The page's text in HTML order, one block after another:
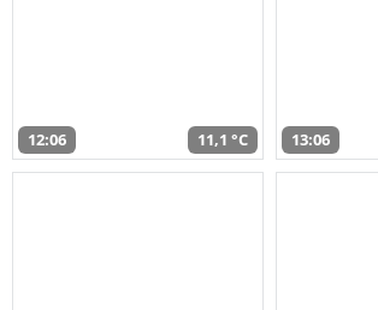
12:06 11,1 °C 13:06